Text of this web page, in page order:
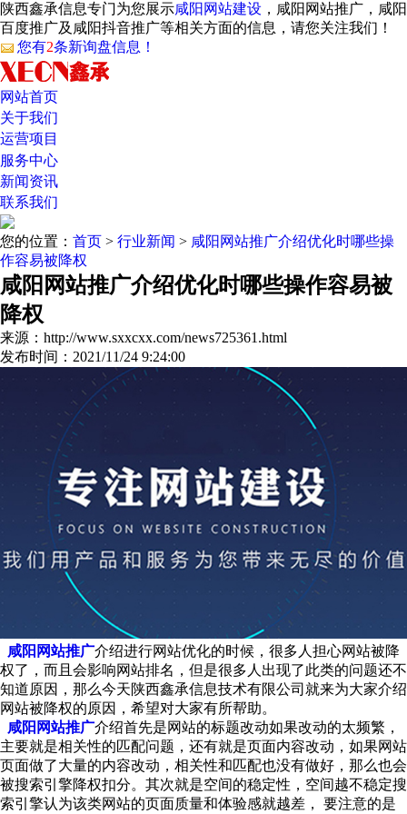
陕西鑫承信息专门为您展示咸阳网站建设 ，咸阳网站推广，咸阳
百度推广及咸阳抖音推广等相关方面的信息，请您关注我们！
您有2条新询盘信息！
网站首页
关于我们
运营项目
服务中心
新闻资讯
联系我们
您的位置： 首页 > 行业新闻 > 咸阳网站推广介绍优化时哪些操
作容易被降权
咸阳网站推广介绍优化时哪些操作容易被
降权
来源：http://www.sxxcxx.com/news725361.html
发布时间：2021/11/24 9:24:00
咸阳网站推广介绍进行网站优化的时候，很多人担心网站被降
权了，而且会影响网站排名，但是很多人出现了此类的问题还不
知道原因，那么今天陕西鑫承信息技术有限公司就来为大家介绍
网站被降权的原因，希望对大家有所帮助。
咸阳网站推广介绍首先是网站的标题改动如果改动的太频繁，
主要就是相关性的匹配问题，还有就是页面内容改动，如果网站
页面做了大量的内容改动，相关性和匹配也没有做好，那么也会
被搜索引擎降权扣分。其次就是空间的稳定性，空间越不稳定搜
索引擎认为该类网站的页面质量和体验感就越差， 要注意的是